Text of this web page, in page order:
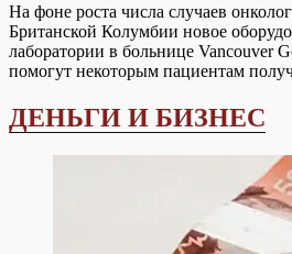
На фоне роста числа случаев
Британской Колумбии новое
лаборатории в больнице Vancouver
помогут некоторым пациентам
ДЕНЬГИ И БИЗНЕС